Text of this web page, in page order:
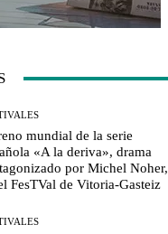
mundial de la serie
«A la deriva», drama
por Michel Noher,
FesTVal de Vitoria-Gasteiz